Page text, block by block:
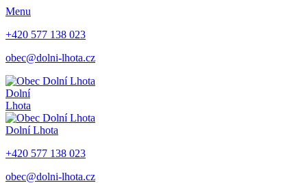
Menu
+420 577 138 023
obec@dolni-lhota.cz
Dolní
Lhota
Dolní Lhota
+420 577 138 023
obec@dolni-lhota.cz